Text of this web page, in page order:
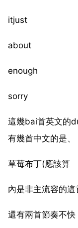
itjust
about
enough
sorry
這幾bai首英文的
有幾首中文的是、
草莓布丁(應該算
內是非主流容的這
還有兩首節奏不快